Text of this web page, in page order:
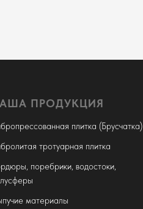
ПРОДУКЦИЯ
плитка (Брусчатка)
тротуарная плитка
поребрики, водостоки,
материалы